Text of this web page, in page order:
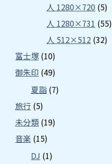
人 1280×720 (5)
人 1280×731 (55)
人 512×512 (32)
富士塚 (10)
御朱印 (49)
夏詣 (7)
旅行 (5)
未分類 (19)
音楽 (15)
DJ (1)